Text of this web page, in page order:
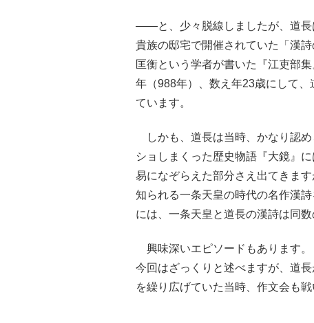
――と、少々脱線しましたが、道長
貴族の邸宅で開催されていた「漢
匡衡という学者が書いた『江吏部
年（988年）、数え年23歳にして
ています。
しかも、道長は当時、かなり認め
ショしまくった歴史物語『大鏡』
易になぞらえた部分さえ出てきま
知られる一条天皇の時代の名作漢
には、一条天皇と道長の漢詩は同
興味深いエピソードもあります。
今回はざっくりと述べますが、道
を繰り広げていた当時、作文会も戦